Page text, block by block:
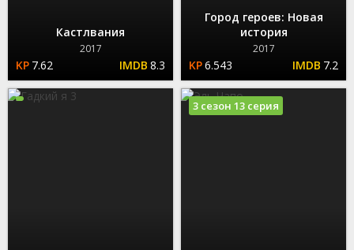
Кастлвания
2017
7.62 8.3
Город героев: Новая
история
2017
6.543 7.2
3 сезон 13 серия